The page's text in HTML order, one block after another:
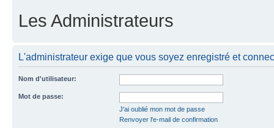
Les Administrateurs
L'administrateur exige que vous soyez enregistré et
Nom d'utilisateur:
Mot de passe:
J'ai oublié mon mot de passe
Renvoyer l'e-mail de confirmation